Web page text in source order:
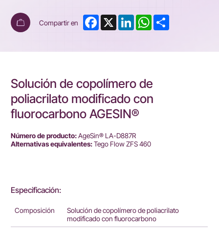
Compartir en Facebook
X LinkedInWhatsApp
Solución de copolímero de
poliacrilato modificado con
fluorocarbono AGESIN®
Número de producto:AgeSin® LA-D887R
Alternativas equivalentes:Tego Flow ZFS 460
Especificación:
Composición
Solución de copolímero de poliacrilato
modificado con fluorocarbono